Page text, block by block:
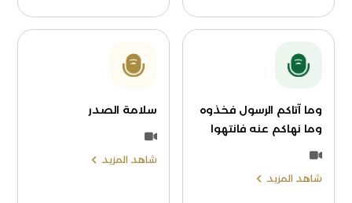
وما آتاكم الرسول فخذوه
وما نهاكم عنه فانتهوا
شاهد المزيد
سلامة الصدر
شاهد المزيد